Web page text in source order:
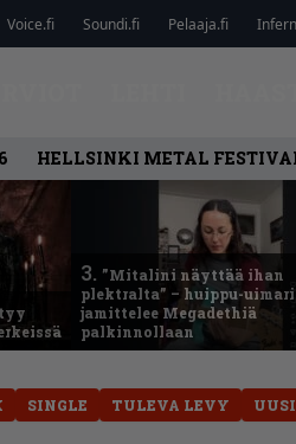
Voice.fi Soundi.fi Pelaaja.fi
HELLSINKI METAL
3. ”Mitalini näyttää ihan
plektralta” – huippu-uimari
jamittelee Megadethiä
palkinnollaan
SINGLE TULEVA LEVY